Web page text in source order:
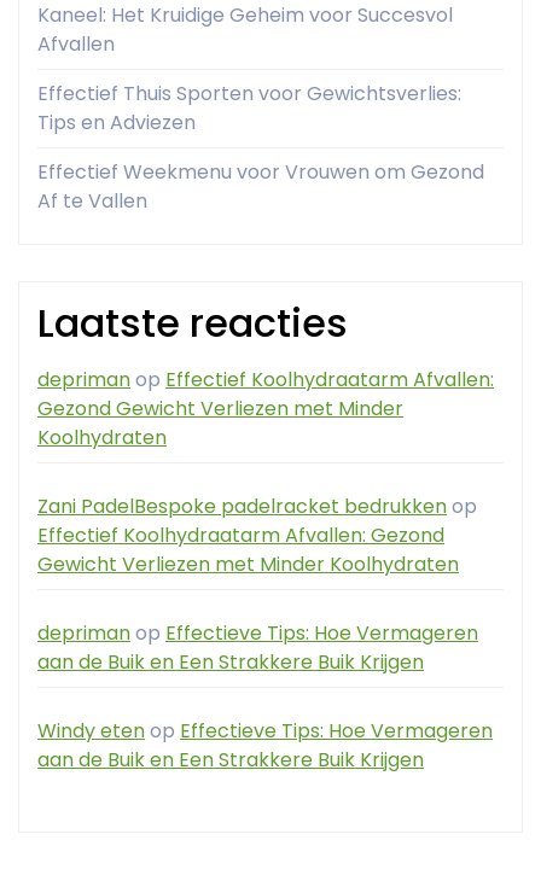
Kaneel: Het Kruidige Geheim voor Succesvol
Afvallen
Effectief Thuis Sporten voor Gewichtsverlies:
Tips en Adviezen
Effectief Weekmenu voor Vrouwen om Gezond
Af te Vallen
Laatste reacties
deprimanop Effectief Koolhydraatarm Afvallen:
Gezond Gewicht Verliezen met Minder
Koolhydraten
Zani PadelBespoke padelracket bedrukkenop
Effectief Koolhydraatarm Afvallen: Gezond
Gewicht Verliezen met Minder Koolhydraten
deprimanop Effectieve Tips: Hoe Vermageren
aan de Buik en Een Strakkere Buik Krijgen
Windy etenop Effectieve Tips: Hoe Vermageren
aan de Buik en Een Strakkere Buik Krijgen